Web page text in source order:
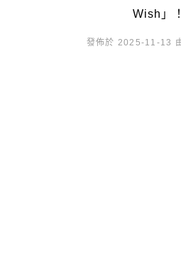
Wish」！
發佈於 2025-11-13